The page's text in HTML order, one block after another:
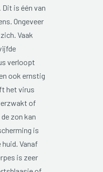
is één van
Ongeveer
Vaak
verloopt
ook ernstig
het virus
of
zon kan
is
Vanaf
is zeer